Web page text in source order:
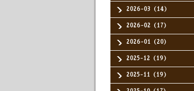
2026-03（14）
2026-02（17）
2026-01（20）
2025-12（19）
2025-11（19）